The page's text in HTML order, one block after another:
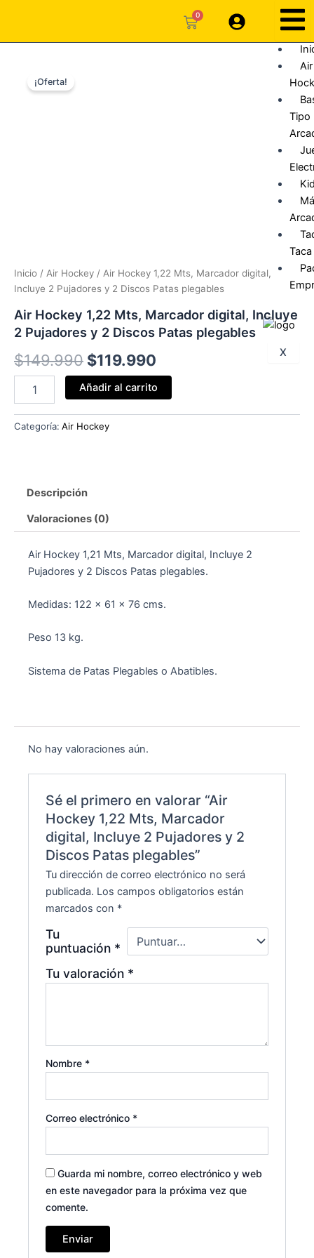
contenido
0Carrito
Air
Tipo
Taca
X
¡Oferta!
Inicio / Air Hockey / Air Hockey 1,22 Mts, Marcador digital,
Incluye 2 Pujadores y 2 Discos Patas plegables
Air Hockey 1,22 Mts, Marcador digital, Incluye
2 Pujadores y 2 Discos Patas plegables
$149.990 El
precio
original
era:
$119.990
precio
actual
Hockey
Mts,
Pujadores
Discos
Patas
cantidad
Añadir al carrito
Categoría: Air Hockey
Descripción
Valoraciones (0)
Air Hockey 1,21 Mts, Marcador digital, Incluye 2
Pujadores y 2 Discos Patas plegables.
Medidas: 122 x 61 x 76 cms.
Peso 13 kg.
Sistema de Patas Plegables o Abatibles.
No hay valoraciones aún.
Sé el primero en valorar “Air
Hockey 1,22 Mts, Marcador
digital, Incluye 2 Pujadores y 2
Discos Patas plegables”
Tu dirección de correo electrónico no será
publicada. Los campos obligatorios están
marcados con *
Tu
puntuación *
Tu valoración *
Nombre *
Correo electrónico *
Guarda mi nombre, correo electrónico y web
en este navegador para la próxima vez que
comente.